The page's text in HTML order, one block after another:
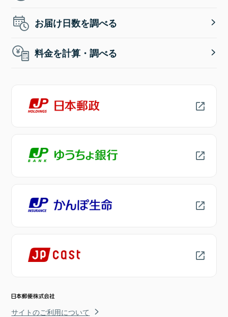
お届け日数を調べる
料金を計算・調べる
サイトのご利用について